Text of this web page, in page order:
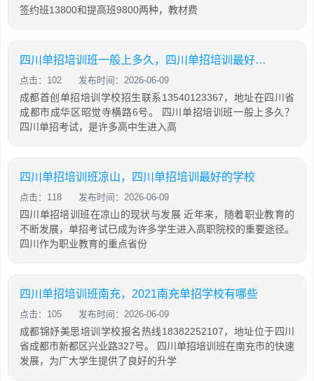
签约班13800和提高班9800两种，教材费
四川单招培训班一般上多久，四川单招培训最好的学校
点击：102 发布时间：2026-06-09
成都首创单招培训学校招生联系13540123367，地址在四川省
成都市成华区昭觉寺横路6号。 四川单招培训班一般上多久？
四川单招考试，是许多高中生进入高
四川单招培训班凉山，四川单招培训最好的学校
点击：118 发布时间：2026-06-09
四川单招培训班在凉山的现状与发展 近年来，随着职业教育的
不断发展，单招考试已成为许多学生进入高职院校的重要途径。
四川作为职业教育的重点省份
四川单招培训班南充，2021南充单招学校有哪些
点击：105 发布时间：2026-06-09
成都锦妤美思培训学校报名热线18382252107，地址位于四川
省成都市新都区兴业路327号。 四川单招培训班在南充市的快速
发展，为广大学生提供了良好的升学